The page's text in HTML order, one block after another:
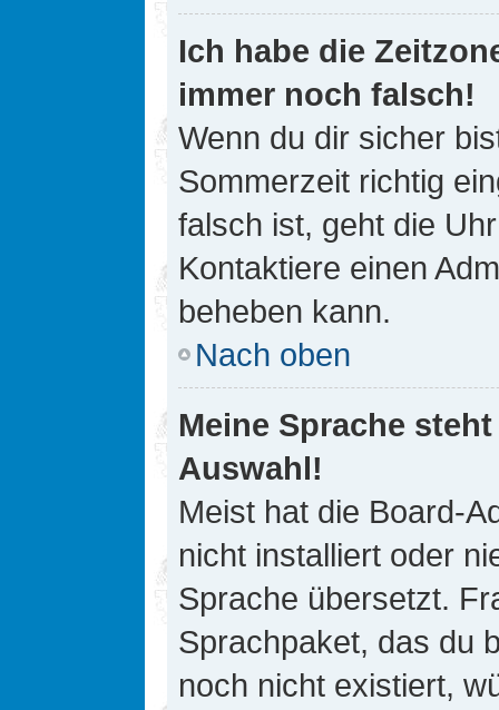
Ich habe die
immer noch falsch!
Wenn du dir sicher
Sommerzeit richtig
falsch ist, geht die
Kontaktiere einen
beheben kann.
Nach oben
Meine Sprache
Auswahl!
Meist hat die Board-
nicht installiert oder
Sprache übersetzt.
Sprachpaket, das du
noch nicht existiert,